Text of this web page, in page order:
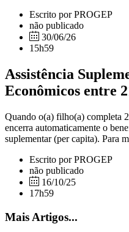
Escrito por PROGEP
não publicado
30/06/26
15h59
Assistência
Econômicos entre
Quando o(a) filho(a) completa
encerra automaticamente o
suplementar (per capita). Para
Escrito por PROGEP
não publicado
16/10/25
17h59
Mais Artigos...